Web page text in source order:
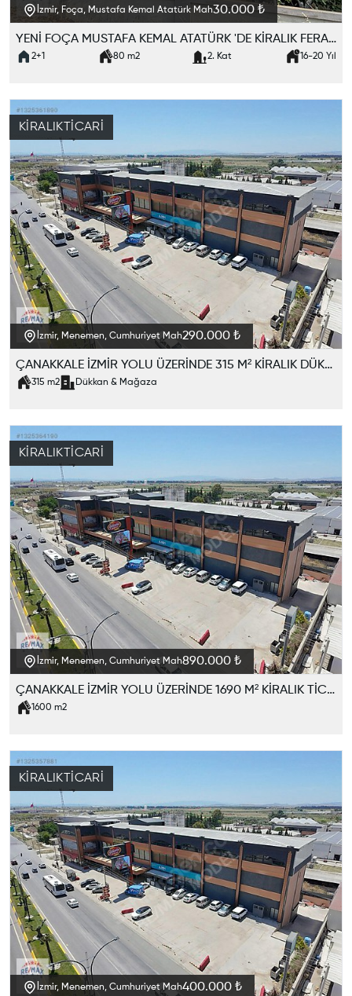
İzmir, Foça, Mustafa Kemal Atatürk Mah30.000 ₺
YENİ FOÇA MUSTAFA KEMAL ATATÜRK 'DE KİRALIK FERAH 2+1 DAİRE
2+1 80 m2 2. Kat 16-20 Yıl
İzmir, Menemen, Cumhuriyet Mah290.000 ₺
ÇANAKKALE İZMİR YOLU ÜZERİNDE 315 M² KİRALIK DÜKKAN
315 m2 Dükkan & Mağaza
KIRALIK TICARI
İzmir, Menemen, Cumhuriyet Mah890.000 ₺
ÇANAKKALE İZMİR YOLU ÜZERİNDE 1690 M² KİRALIK TİCARİ KOMLEKS
1600 m2
KIRALIKTICARI
İzmir, Menemen, Cumhuriyet Mah400.000 ₺
KIRALIK TICARI